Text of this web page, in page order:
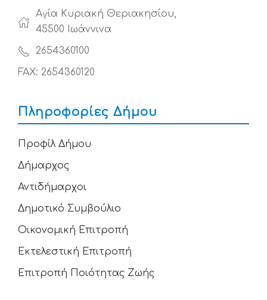
Αγία Κυριακή Θεριακησίου,
45500 Ιωάννινα
2654360100
FAX: 2654360120
Πληροφορίες Δήμου
Προφίλ Δήμου
Δήμαρχος
Αντιδήμαρχοι
Δημοτικό Συμβούλιο
Οικονομική Επιτροπή
Εκτελεστική Επιτροπή
Επιτροπή Ποιότητας Ζωής